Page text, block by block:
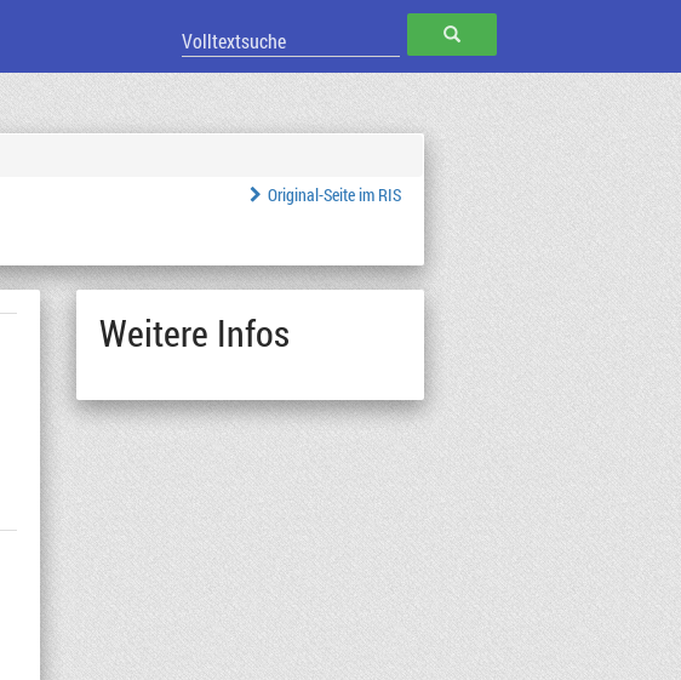
SUCHEN
Original-Seite im RIS
Weitere Infos